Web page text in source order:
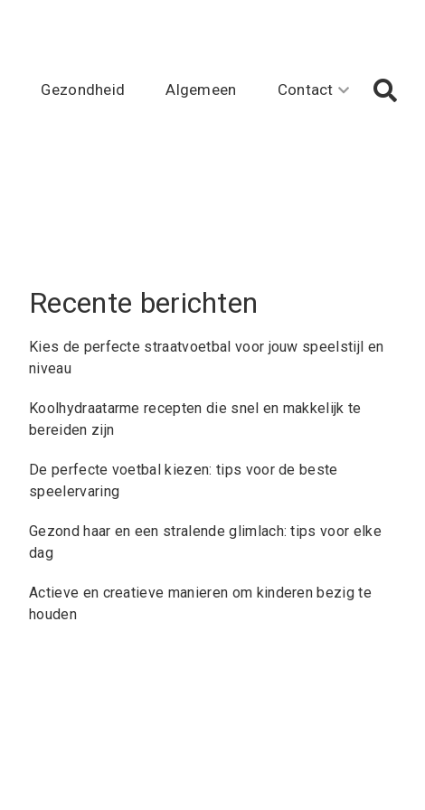
Gezondheid Algemeen Contact
Recente berichten
Kies de perfecte straatvoetbal voor jouw speelstijl en
niveau
Koolhydraatarme recepten die snel en makkelijk te
bereiden zijn
De perfecte voetbal kiezen: tips voor de beste
speelervaring
Gezond haar en een stralende glimlach: tips voor elke
dag
Actieve en creatieve manieren om kinderen bezig te
houden